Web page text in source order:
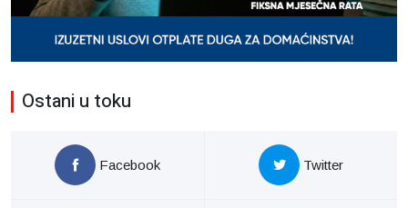
Ostani u toku
Facebook Twitter